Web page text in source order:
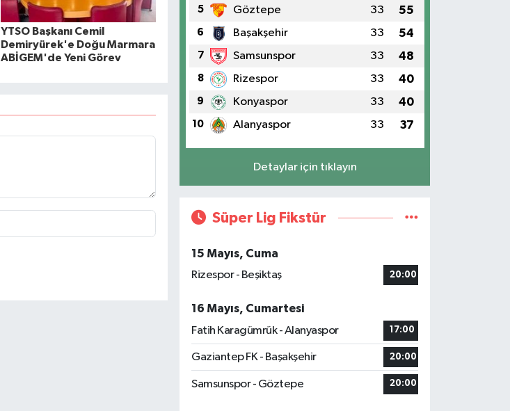
YTSO Başkanı Cemil
Demiryürek'e Doğu Marmara
ABİGEM'de Yeni Görev
5 Göztepe 33 55
6 Başakşehir 33 54
7 Samsunspor 33 48
8 Rizespor 33 40
9 Konyaspor 33 40
10 Alanyaspor 33 37
Detaylar için tıklayın
Süper Lig Fikstür
15 Mayıs, Cuma
Rizespor - Beşiktaş
20:00
16 Mayıs, Cumartesi
Fatih Karagümrük - Alanyaspor
17:00
Gaziantep FK - Başakşehir 20:00
Samsunspor - Göztepe 20:00